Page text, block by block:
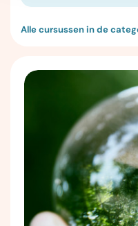
Alle cursussen in de